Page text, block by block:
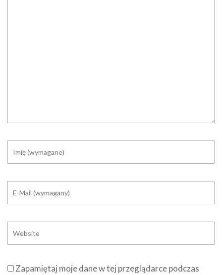
Zapamiętaj moje dane w tej przeglądarce podczas